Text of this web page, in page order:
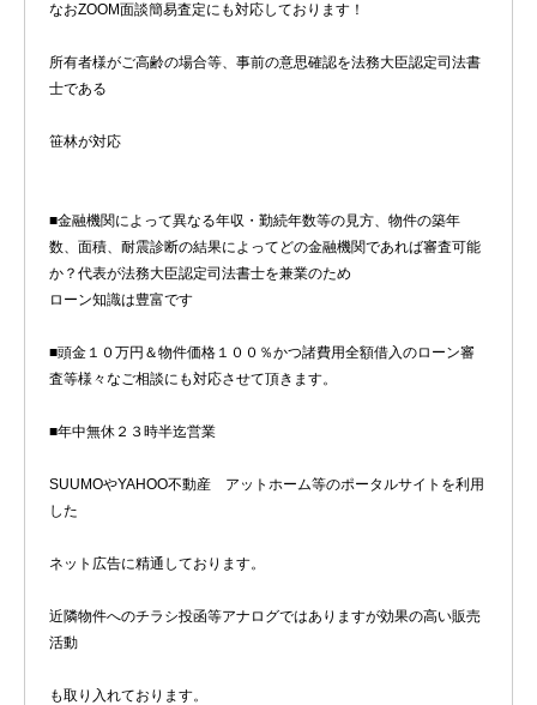
なおZOOM面談簡易査定にも対応しております！
所有者様がご高齢の場合等、事前の意思確認を法務大臣認定司法書
士である
笹林が対応
■金融機関によって異なる年収・勤続年数等の見方、物件の築年
数、面積、耐震診断の結果によってどの金融機関であれば審査可能
か？代表が法務大臣認定司法書士を兼業のため
ローン知識は豊富です
■頭金１０万円＆物件価格１００％かつ諸費用全額借入のローン審
査等様々なご相談にも対応させて頂きます。
■年中無休２３時半迄営業
SUUMOやYAHOO不動産 アットホーム等のポータルサイトを利用
した
ネット広告に精通しております。
近隣物件へのチラシ投函等アナログではありますが効果の高い販売
活動
も取り入れております。